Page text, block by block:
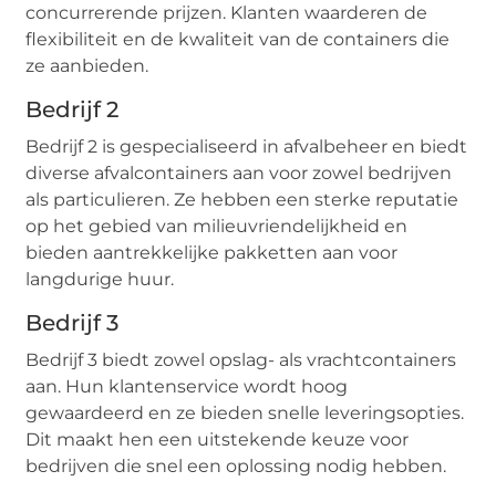
concurrerende prijzen. Klanten waarderen de
flexibiliteit en de kwaliteit van de containers die
ze aanbieden.
Bedrijf 2
Bedrijf 2 is gespecialiseerd in afvalbeheer en biedt
diverse afvalcontainers aan voor zowel bedrijven
als particulieren. Ze hebben een sterke reputatie
op het gebied van milieuvriendelijkheid en
bieden aantrekkelijke pakketten aan voor
langdurige huur.
Bedrijf 3
Bedrijf 3 biedt zowel opslag- als vrachtcontainers
aan. Hun klantenservice wordt hoog
gewaardeerd en ze bieden snelle leveringsopties.
Dit maakt hen een uitstekende keuze voor
bedrijven die snel een oplossing nodig hebben.